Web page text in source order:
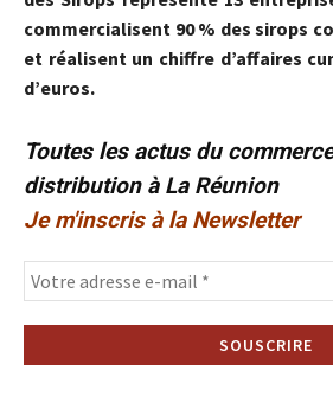
commercialisent 90 % des sirops
et réalisent un chiffre d’affaires
d’euros.
Toutes les actus du
distribution à La Réunion
Je m'inscris à la Newsletter